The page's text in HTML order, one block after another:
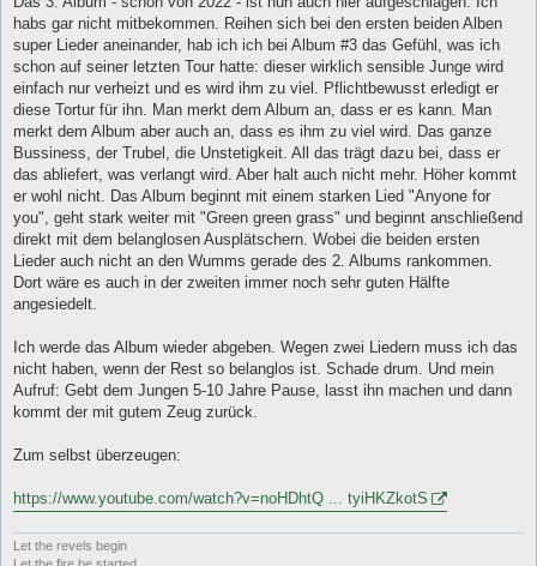
habs gar nicht mitbekommen. Reihen sich bei den ersten beiden Alben
super Lieder aneinander, hab ich ich bei Album #3 das Gefühl, was ich
schon auf seiner letzten Tour hatte: dieser wirklich sensible Junge wird
einfach nur verheizt und es wird ihm zu viel. Pflichtbewusst erledigt er
diese Tortur für ihn. Man merkt dem Album an, dass er es kann. Man
merkt dem Album aber auch an, dass es ihm zu viel wird. Das ganze
Bussiness, der Trubel, die Unstetigkeit. All das trägt dazu bei, dass er
das abliefert, was verlangt wird. Aber halt auch nicht mehr. Höher kommt
er wohl nicht. Das Album beginnt mit einem starken Lied "Anyone for
you", geht stark weiter mit "Green green grass" und beginnt anschließend
direkt mit dem belanglosen Ausplätschern. Wobei die beiden ersten
Lieder auch nicht an den Wumms gerade des 2. Albums rankommen.
Dort wäre es auch in der zweiten immer noch sehr guten Hälfte
angesiedelt.
Ich werde das Album wieder abgeben. Wegen zwei Liedern muss ich das
nicht haben, wenn der Rest so belanglos ist. Schade drum. Und mein
Aufruf: Gebt dem Jungen 5-10 Jahre Pause, lasst ihn machen und dann
kommt der mit gutem Zeug zurück.
Zum selbst überzeugen:
https://www.youtube.com/watch?v=noHDhtQ ... tyiHKZkotS
Let the revels begin
Let the fire be started